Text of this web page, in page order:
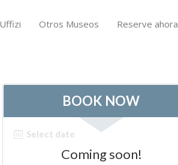
Otros Museos Reserve ahora